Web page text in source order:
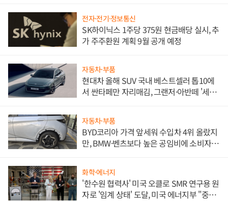
전자·전기·정보통신
SK하이닉스 1주당 375원 현금배당 실시, 추
가 주주환원 계획 9월 공개 예정
자동차·부품
현대차 올해 SUV 국내 베스트셀러 톱10에
서 싼타페만 자리매김, 그랜저·아반떼 '세단
자동차·부품
BYD코리아 가격 앞세워 수입차 4위 올랐지
만, BMW·벤츠보다 높은 공임비에 소비자
화학·에너지
'한수원 협력사' 미국 오클로 SMR 연구용 원
자로 '임계 상태' 도달, 미국 에너지부 "중요